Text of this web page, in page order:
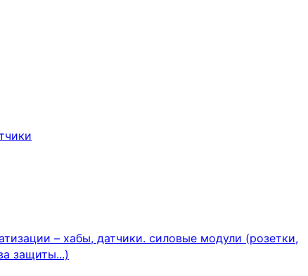
– хабы, датчики. силовые модули (розетки,
защиты...)